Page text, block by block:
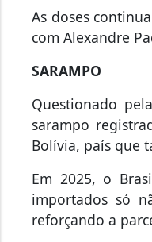
As doses
com Alexandre
SARAMPO
Questionado
sarampo
Bolívia, país que
Em 2025, o
importados só
reforçando a